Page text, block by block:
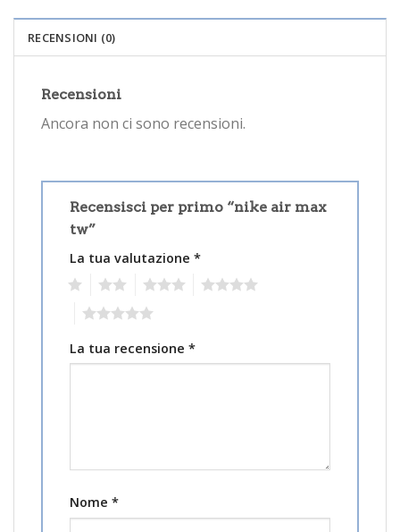
RECENSIONI (0)
Recensioni
Ancora non ci sono recensioni.
Recensisci per primo “nike air max
tw”
La tua valutazione *
La tua recensione *
Nome *